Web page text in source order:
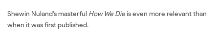
Shewin Nuland's masterful How We Dieis even more relevant than
when it was first published.